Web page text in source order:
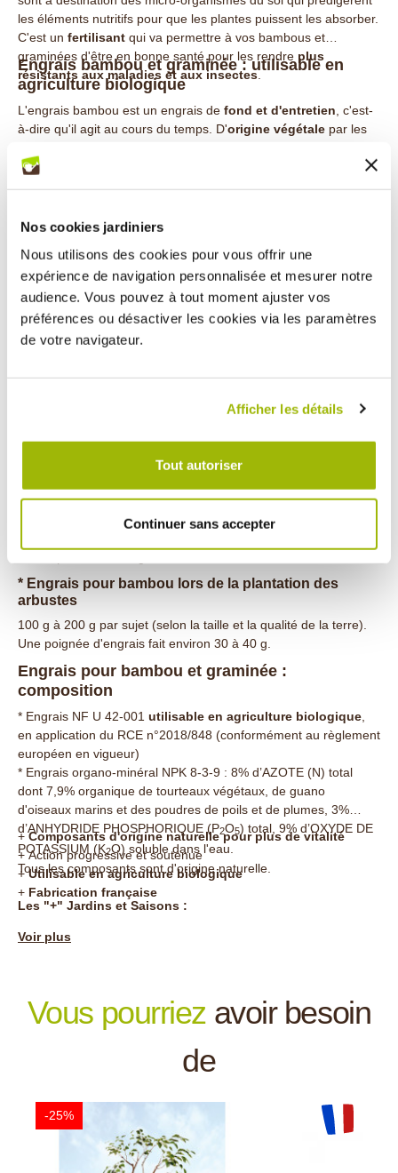
Nos cookies jardiniers
Nous utilisons des cookies pour vous offrir une
expérience de navigation personnalisée et mesurer notre
audience. Vous pouvez à tout moment ajuster vos
préférences ou désactiver les cookies via les paramètres
de votre navigateur.
Afficher les détails
Tout autoriser
Continuer sans accepter
les éléments nutritifs pour que les plantes puissent les absorber.
C'est un fertilisant qui va permettre à vos bambous et
graminées d'être en bonne santé pour les rendre plus
résistants aux maladies et aux insectes.
Engrais bambou et graminée : utilisable en
agriculture biologique
L'engrais bambou est un engrais de fond et d'entretien , c'est-
à-dire qu'il agit au cours du temps. D'origine végétale par les
aussi d'origine animale par le guano d'oiseaux marins et
végétaux.
laterre de plantation spécial enracinement (réf. 2687L)
arroser le tout pour profiter des bienfaits de l'engrais. En ce qui
concerne l'entretien, il suffit d'épandre l'engrais autour des
bambous ou des graminées puis de l'incorporer au sol par
griffage. Encore une fois, il faut arroser par la suite.
Quand mettre de l'engrais aux bambous et à
quelle dose ?
L’engrais pour bambou est idéalement appliqué à partir du mois
de février jusqu'au mois de mai puis de septembre à
novembre. Mais à quelle dose l'incorporer ?
* Engrais graminées pour l'entretien des graminées
Terres riches : 60 g/m² ou 30 à 40 g/pied
Terres pauvres : 150 g/m² ou 65 à 75 g/pied
d'arbustes en pleine terre
50 g à 100 g par sujet (selon la taille et la qualité de la terre)
* Engrais bambou pour l'entretien des bambous
Dose normale : 80 g/m²
* Engrais pour bambou lors de la plantation des
arbustes
100 g à 200 g par sujet (selon la taille et la qualité de la terre).
Une poignée d'engrais fait environ 30 à 40 g.
Engrais pour bambou et graminée :
composition
* Engrais NF U 42-001 utilisable en agriculture biologique
en application du RCE n°2018/848 (conformément au règlement
européen en vigueur)
* Engrais organo-minéral NPK 8-3-9 : 8% d’AZOTE (N) total
dont 7,9% organique de tourteaux végétaux, de guano
d'oiseaux marins et des poudres de poils et de plumes, 3%
d’ANHYDRIDE PHOSPHORIQUE (P2O5) total, 9% d’OXYDE DE
POTASSIUM (K2O) soluble dans l'eau.
Tous les composants sont d'origine naturelle.
Les "+" Jardins et Saisons :
+Composants d'origine naturelle pour plus de vitalité
+ Action progressive et soutenue
+Utilisable en agriculture biologique
+ Fabrication française
Voir plus
Vous pourriez avoir besoin
de
-25%